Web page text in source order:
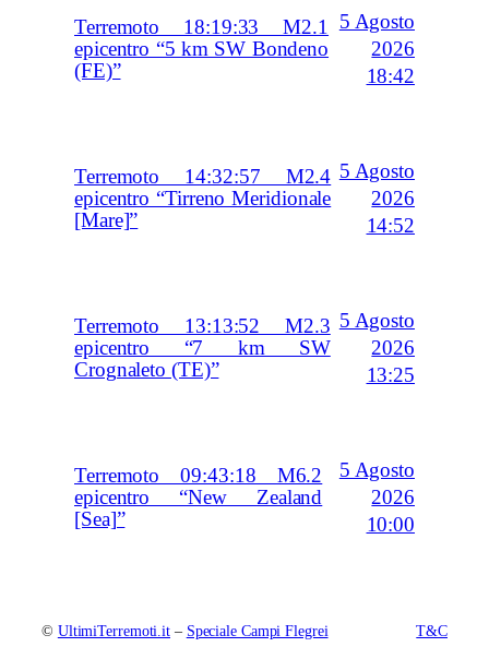
Terremoto 18:19:33 M2.1
epicentro “5 km SW Bondeno
(FE)”
5 Agosto
2026
18:42
Terremoto 14:32:57 M2.4
epicentro “Tirreno Meridionale
[Mare]”
5 Agosto
2026
14:52
Terremoto 13:13:52 M2.3
epicentro “7 km SW
Crognaleto (TE)”
5 Agosto
2026
13:25
Terremoto 09:43:18 M6.2
epicentro “New Zealand
[Sea]”
5 Agosto
2026
10:00
© UltimiTerremoti.it – Speciale Campi Flegrei T&C